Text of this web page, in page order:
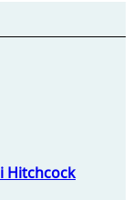
Hitchcock